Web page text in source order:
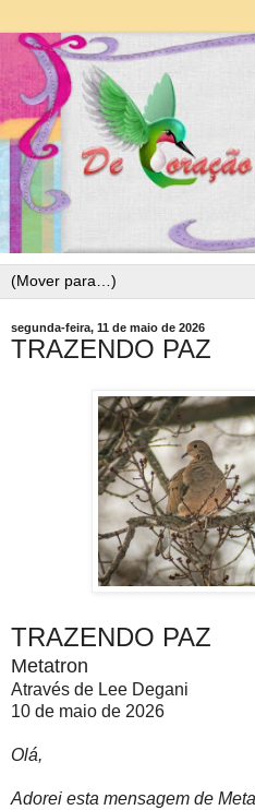
segunda-feira, 11 de maio de 2026
TRAZENDO PAZ
TRAZENDO PAZ
Metatron
Através de Lee Degani
10 de maio de 2026
Olá,
Adorei esta mensagem de